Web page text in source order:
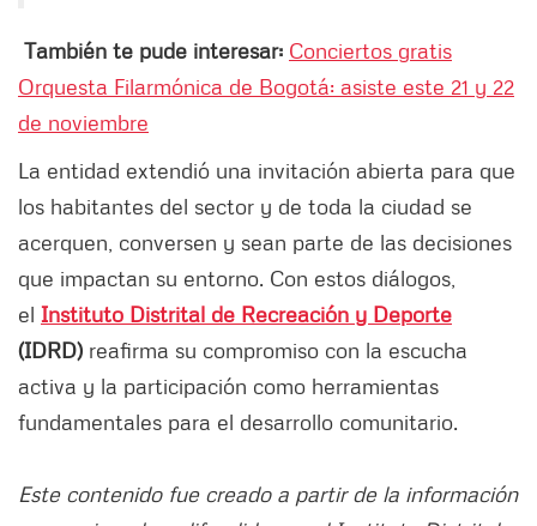
También te pude interesar: Conciertos gratis
Orquesta Filarmónica de Bogotá: asiste este 21 y 22
de noviembre
La entidad extendió una invitación abierta para que
los habitantes del sector y de toda la ciudad se
acerquen, conversen y sean parte de las decisiones
que impactan su entorno. Con estos diálogos,
el Instituto Distrital de Recreación y Deporte
(IDRD) reafirma su compromiso con la escucha
activa y la participación como herramientas
fundamentales para el desarrollo comunitario.
Este contenido fue creado a partir de la información